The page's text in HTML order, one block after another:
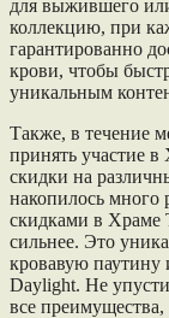
для выжившего
коллекцию, при
гарантированно
крови, чтобы
уникальным
Также, в течение
принять участие в
скидки на
накопилось много
скидками в Храме
сильнее. Это
кровавую паутину
Daylight. Не
все